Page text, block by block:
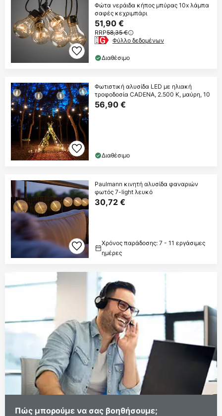
Φώτα νεράιδα κήπος μπύρας 10x λάμπα
σαφές κεχριμπάρι
51,90 €
RRP58,35 €
Φύλλο δεδομένων
Διαθέσιμο
Φωτιστική αλυσίδα LED με ηλιακή
τροφοδοσία CADENA, 2.500 K, μαύρη, 10
56,90 €
Διαθέσιμο
Paulmann κινητή αλυσίδα φαναριών
φωτός 7-light λευκό
30,72 €
Χρόνος παράδοσης: 7 - 11 εργάσιμες
ημέρες
Πώς μπορούμε να σας βοηθήσουμε;